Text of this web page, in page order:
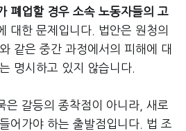
폐업할 경우 소속 노동자들의 고
대한 문제입니다. 법안은 원청의
같은 중간 과정에서의 피해에 대
명시하고 있지 않습니다.
은 갈등의 종착점이 아니라, 새로
어가야 하는 출발점입니다. 법 조